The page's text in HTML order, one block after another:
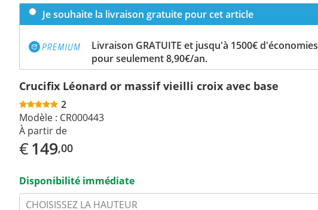
Je souhaite la livraison gratuite pour cet article
Livraison GRATUITE et jusqu'à 1500€ d'économies
pour seulement 8,90€/an.
Crucifix Léonard or massif vieilli croix avec base
2
Modèle : CR000443
À partir de
€149,00
Disponibilité immédiate
CHOISISSEZ LA HAUTEUR